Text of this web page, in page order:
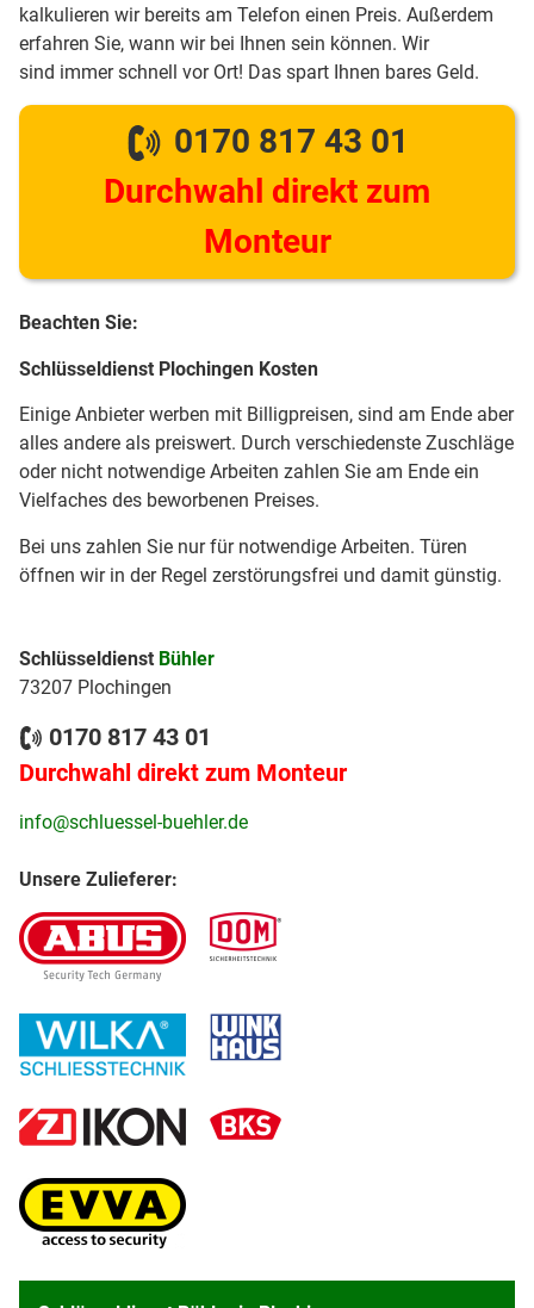
kalkulieren wir bereits am Telefon einen Preis. Außerdem
erfahren Sie, wann wir bei Ihnen sein können. Wir
sind immer schnell vor Ort! Das spart Ihnen bares Geld.
0170 817 43 01
Durchwahl direkt zum
Monteur
Beachten Sie:
Schlüsseldienst Plochingen Kosten
Einige Anbieter werben mit Billigpreisen, sind am Ende aber
alles andere als preiswert. Durch verschiedenste Zuschläge
oder nicht notwendige Arbeiten zahlen Sie am Ende ein
Vielfaches des beworbenen Preises.
Bei uns zahlen Sie nur für notwendige Arbeiten. Türen
öffnen wir in der Regel zerstörungsfrei und damit günstig.
Schlüsseldienst Bühler
73207 Plochingen
0170 817 43 01
Durchwahl direkt zum Monteur
info@schluessel-buehler.de
Unsere Zulieferer: